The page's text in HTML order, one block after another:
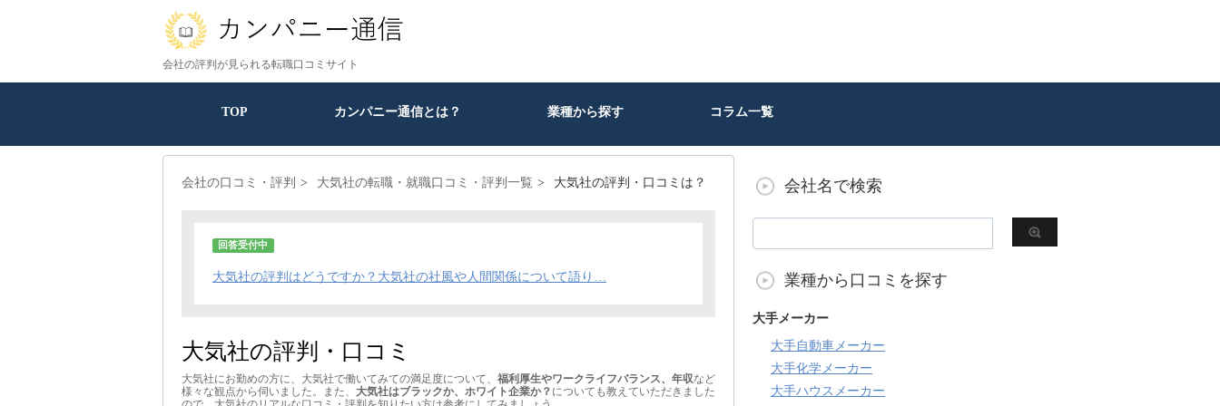
会社の評判が見られる転職口コミサイト
TOP カンパニー通信とは？ 業種から探す コラム一覧
会社の口コミ・評判 大気社の転職・就職口コミ・評判一覧 大気社の評判・口コミは？
回答受付中
大気社の評判はどうですか？大気社の社風や人間関係について語り…
大気社の評判・口コミ
大気社にお勤めの方に、大気社で働いてみての満足度について、 福利厚生やワークライフバランス、年収など
様々な観点から伺いました。また、 大気社はブラックか、ホワイト企業か？ についても教えていただきました
会社名で検索
業種から口コミを探す
大手メーカー
大手自動車メーカー
大手化学メーカー
大手ハウスメーカー